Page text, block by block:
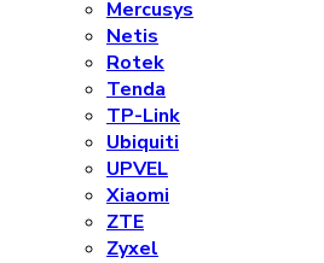
Mercusys
Netis
Rotek
Tenda
TP-Link
Ubiquiti
UPVEL
Xiaomi
ZTE
Zyxel